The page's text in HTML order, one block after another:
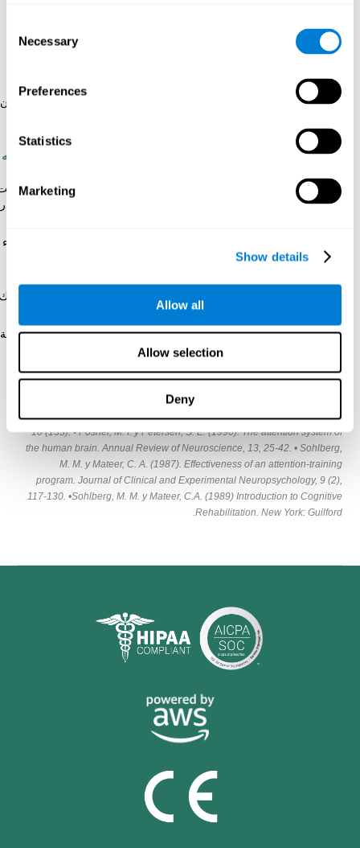
Selection
Necessary
Preferences
Statistics
Marketing
Show details
Allow all
Allow selection
Deny
بدنيّة تطلب ملايين حسابات عقليّة معقّدة من
نظهرك بعض أمثال كيف تنسّق في حياتك اليوميّة
مهاراتك المعرفيّة
عندما تطبخ، عليك أن
ما الأعمال الدماغيّة التي ينبغي أن تتنشّط في الدماغ لتوجّه
عائليّ، مهمة صعبة جدّأ تطلب أن ينشّط دماغك شبكات
العصبيّة المحدّدة والأعمال الدماغيّة المتعلّق بالانتباه، التركّز،
يضطلع معظم الناس بالاسترخاء شيء
طبيعيّ، ولكن لا تستطيع أن تسترخي بدون بعض المهارات
وإن تكن سائقاً خبيراً، يطلب الوصول إلى طيّتك
المهارة، التركّز ومجموعة المهارات الإدراكيّة الواسعة.
اجتماع مع صديق؟تكون الحياة متوحّدة بدون المهارات الإدراكيّة
التي تسمح لنا لقاء وتحية الناس حولنا.
المراجعs:Finisguerra, A. Borgatti, R., Urgesi, C. (2019). Non-invasive Brain
Stimulation for the Rehabilitation of Children and Adolescents With
Neurodevelopmental Disorders: A systematic Review. Front Psychol. vol.
10 (135). • Posner, M. I. y Petersen, S. E. (1990). The attention system of
the human brain. Annual Review of Neuroscience, 13, 25-42. • Sohlberg,
M. M. y Mateer, C. A. (1987). Effectiveness of an attention-training
program. Journal of Clinical and Experimental Neuropsychology, 9 (2),
117-130. •Sohlberg, M. M. y Mateer, C.A. (1989) Introduction to Cognitive
Rehabilitation. New York: Guilford.